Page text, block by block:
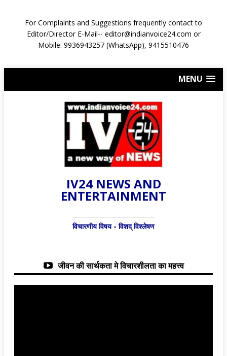
For Complaints and Suggestions frequently contact to
Editor/Director E-Mail-- editor@indianvoice24.com or
Mobile: 9936943257 (WhatsApp), 9415510476
MENU
IV24 NEWS AND
ENTERTAINMENT
विचारणीय विषय - विशद् विश्लेषण
जीवन की सार्थकता मे विचारशीलता का महत्त्व